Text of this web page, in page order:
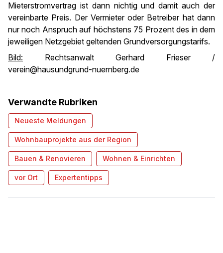
Mieterstromvertrag ist dann nichtig und damit auch der
vereinbarte Preis. Der Vermieter oder Betreiber hat dann
nur noch Anspruch auf höchstens 75 Prozent des in dem
jeweiligen Netzgebiet geltenden Grundversorgungstarifs.
Bild: Rechtsanwalt Gerhard Frieser /
verein@hausundgrund-nuernberg.de
Verwandte Rubriken
Neueste Meldungen
Wohnbauprojekte aus der Region
Bauen & Renovieren Wohnen & Einrichten
vor Ort Expertentipps